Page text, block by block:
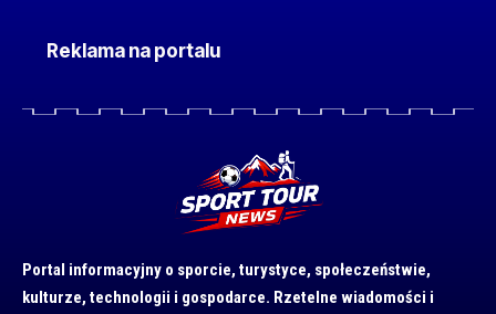
Reklama na portalu
Portal informacyjny o sporcie, turystyce, społeczeństwie,
kulturze, technologii i gospodarce. Rzetelne wiadomości i